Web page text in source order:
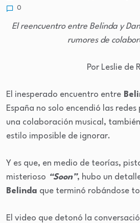
0
El reencuentro entre Belinda y
rumores de
Por Leslie de
El inesperado encuentro entre
España no solo encendió las
una colaboración musical,
estilo imposible de ignorar.
Y es que, en medio de teorías,
misterioso “Soon”, hubo un
Belinda que terminó robándose
El video que detonó la